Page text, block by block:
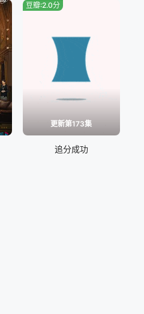
更新第173集
豆瓣:2.0分
追分成功